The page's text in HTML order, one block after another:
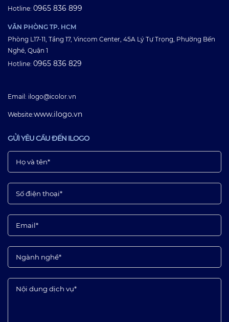
Hotline: 0965 836 899
VĂN PHÒNG TP. HCM
Phòng L17-11, Tầng 17, Vincom Center, 45A Lý Tự Trọng, Phường Bến
Nghé, Quận 1
Hotline: 0965 836 829
Email: ilogo@icolor.vn
Website:www.ilogo.vn
GỬI YÊU CẦU ĐẾN ILOGO